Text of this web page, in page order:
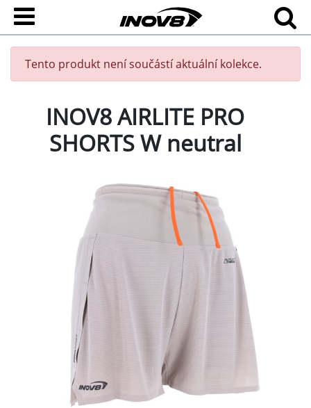
Tento produkt není součástí aktuální kolekce.
INOV8 AIRLITE PRO
SHORTS W neutral